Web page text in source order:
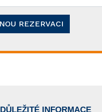
REZERVACI
DŮLEŽITÉ INFORMACE